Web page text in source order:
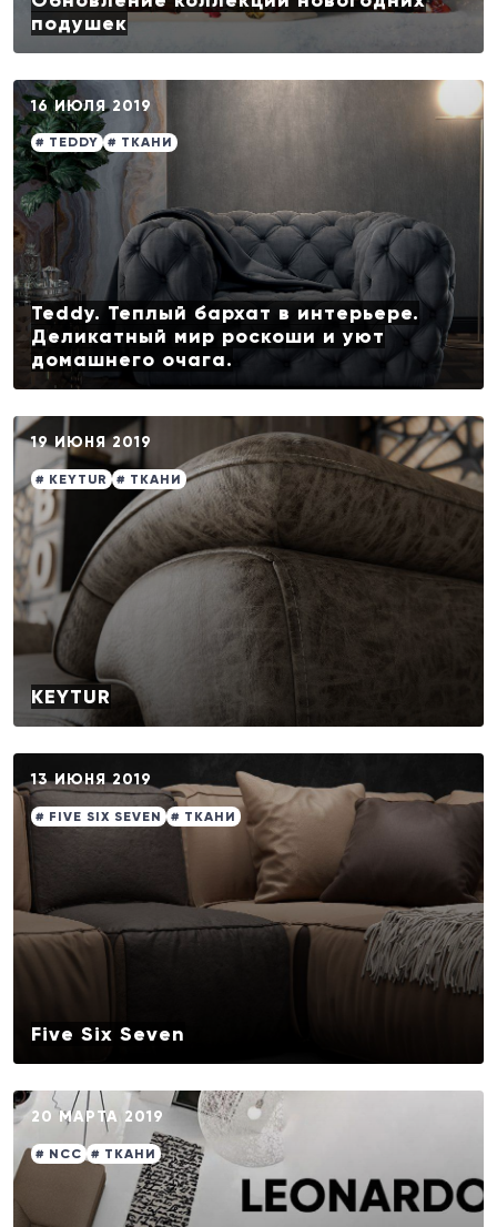
подушек
16 ИЮЛЯ 2019
# TEDDY # ТКАНИ
Teddy. Теплый бархат в интерьере.
Деликатный мир роскоши и уют
домашнего очага.
19 ИЮНЯ 2019
# KEYTUR # ТКАНИ
KEYTUR
13 ИЮНЯ 2019
# FIVE SIX SEVEN # ТКАНИ
Five Six Seven
20 МАРТА 2019
# NCC # ТКАНИ